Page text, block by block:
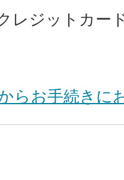
レジットカー
らお手続きに